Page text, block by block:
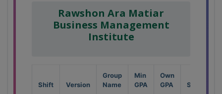
Rawshon Ara Matiar
Business Management
Institute
Shift Version
Group
Name
Min
GPA
Own
GPA
Seat